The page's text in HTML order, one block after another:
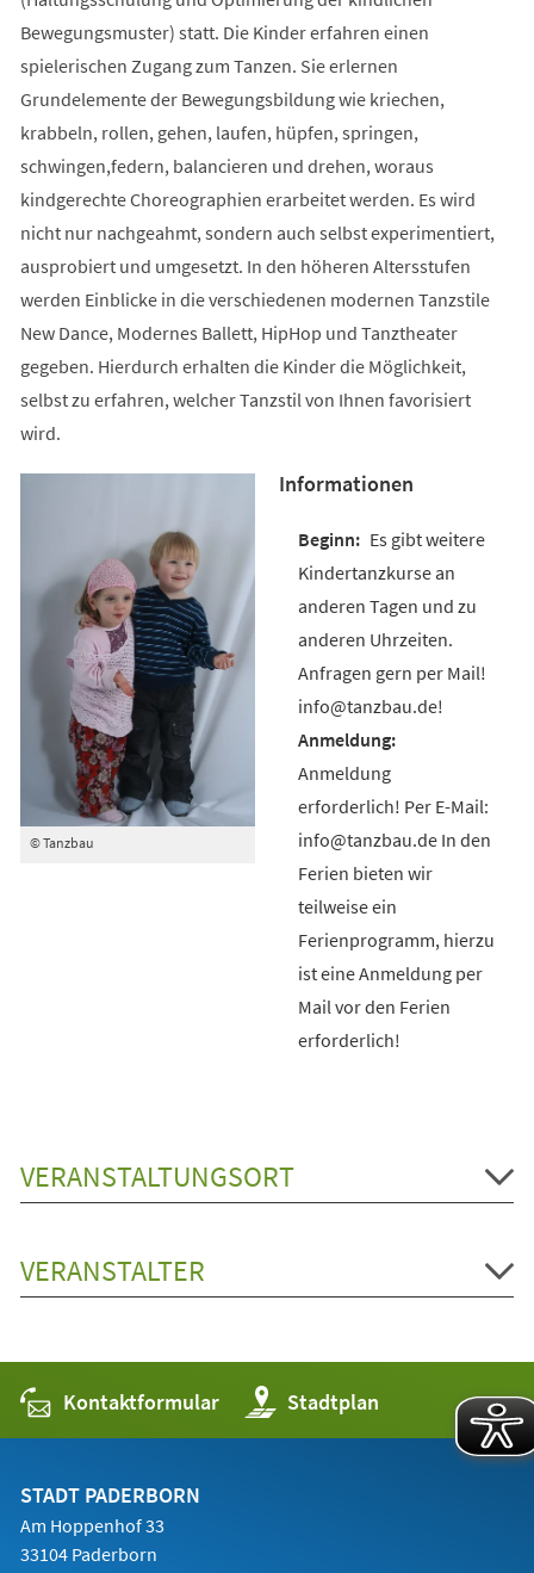
Bewegungsmuster) statt. Die Kinder erfahren einen
spielerischen Zugang zum Tanzen. Sie erlernen
Grundelemente der Bewegungsbildung wie kriechen,
krabbeln, rollen, gehen, laufen, hüpfen, springen,
schwingen,federn, balancieren und drehen, woraus
kindgerechte Choreographien erarbeitet werden. Es wird
nicht nur nachgeahmt, sondern auch selbst experimentiert,
ausprobiert und umgesetzt. In den höheren Altersstufen
werden Einblicke in die verschiedenen modernen Tanzstile
New Dance, Modernes Ballett, HipHop und Tanztheater
gegeben. Hierdurch erhalten die Kinder die Möglichkeit,
selbst zu erfahren, welcher Tanzstil von Ihnen favorisiert
wird.
© Tanzbau
Informationen
Es gibt weitere
Kindertanzkurse an
anderen Tagen und zu
anderen Uhrzeiten.
Anfragen gern per Mail!
info@tanzbau.de!
Anmeldung
erforderlich! Per E-Mail:
info@tanzbau.de In den
Ferien bieten wir
teilweise ein
Ferienprogramm, hierzu
ist eine Anmeldung per
Mail vor den Ferien
erforderlich!
VERANSTALTUNGSORT
VERANSTALTER
Kontaktformular Stadtplan
(Öffnet
in
einem
STADT PADERBORN
Am Hoppenhof 33
33104 Paderborn